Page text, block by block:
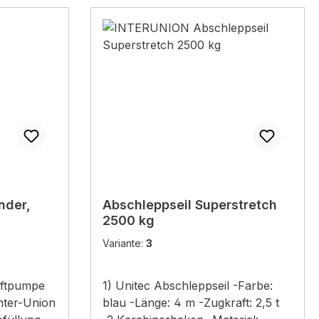
Unitec
-
Union
Abschleppseil Superstretch
2500 kg
Variante: 3
1) Unitec Abschleppseil -Farbe:
blau -Länge: 4 m -Zugkraft: 2,5 t